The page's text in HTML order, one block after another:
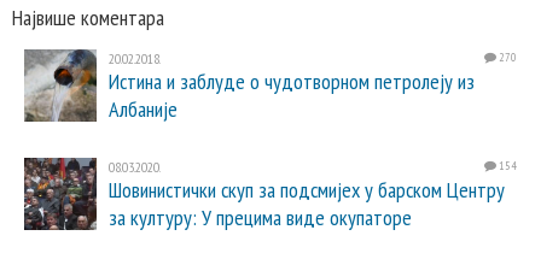
Највише коментара
20.02.2018. 270
Истина и заблуде о чудотворном петролеју из
Албаније
08.03.2020. 154
Шовинистички скуп за подсмијех у барском Центру
за културу: У прецима виде окупаторе